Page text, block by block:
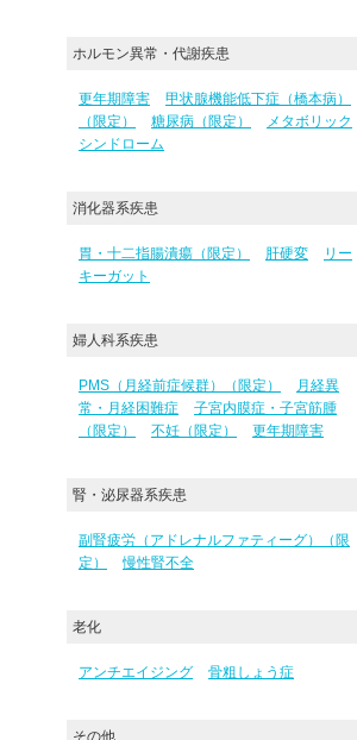
ホルモン異常・代謝疾患
更年期障害
甲状腺機能低下症（橋本病）
（限定）
糖尿病（限定）
メタボリック
シンドローム
消化器系疾患
胃・十二指腸潰瘍（限定） 肝硬変
リー
キーガット
婦人科系疾患
PMS（月経前症候群）（限定）
月経異
常・月経困難症
子宮内膜症・子宮筋腫
（限定）
不妊（限定） 更年期障害
腎・泌尿器系疾患
副腎疲労（アドレナルファティーグ）（限
定）
慢性腎不全
老化
アンチエイジング 骨粗しょう症